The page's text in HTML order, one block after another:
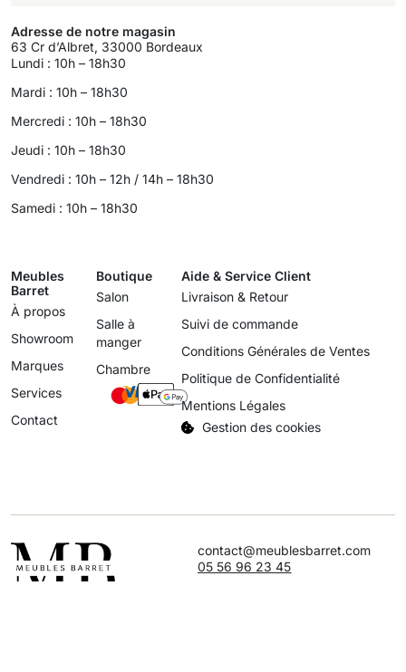
Adresse de notre magasin
63 Cr d’Albret, 33000 Bordeaux
Lundi : 10h – 18h30
Mardi : 10h – 18h30
Mercredi : 10h – 18h30
Jeudi : 10h – 18h30
Vendredi : 10h – 12h / 14h – 18h30
Samedi : 10h – 18h30
Meubles
Barret
À propos
Showroom
Marques
Services
Contact
Boutique
Salon
Salle à
manger
Chambre
Aide & Service Client
Livraison & Retour
Suivi de commande
Conditions Générales de Ventes
Politique de Confidentialité
Mentions Légales
Gestion des cookies
contact@meublesbarret.com
05 56 96 23 45